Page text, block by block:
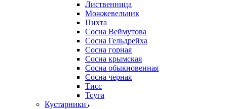
Лиственница
Можжевельник
Пихта
Сосна Веймутова
Сосна Гельдрейха
Сосна горная
Сосна крымская
Сосна обыкновенная
Сосна черная
Тисс
Тсуга
Кустарники